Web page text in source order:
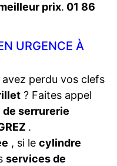
prix. 01 86
URGENCE À
perdu vos clefs
? Faites appel
serrurerie
.
, si le cylindre
services de